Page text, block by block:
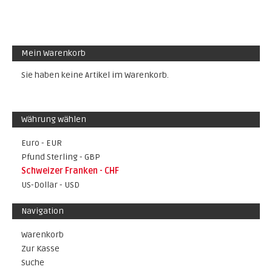
Mein Warenkorb
Sie haben keine Artikel im Warenkorb.
Währung wählen
Euro - EUR
Pfund Sterling - GBP
Schweizer Franken - CHF
US-Dollar - USD
Navigation
Warenkorb
Zur Kasse
Suche